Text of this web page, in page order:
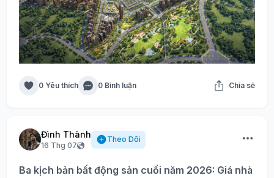
0 Yêu thích 0 Bình luận Chia sẻ
Đình Thành
16 Thg 07
Theo Dõi
Ba kịch bản bất động sản cuối năm 2026: Giá nhà